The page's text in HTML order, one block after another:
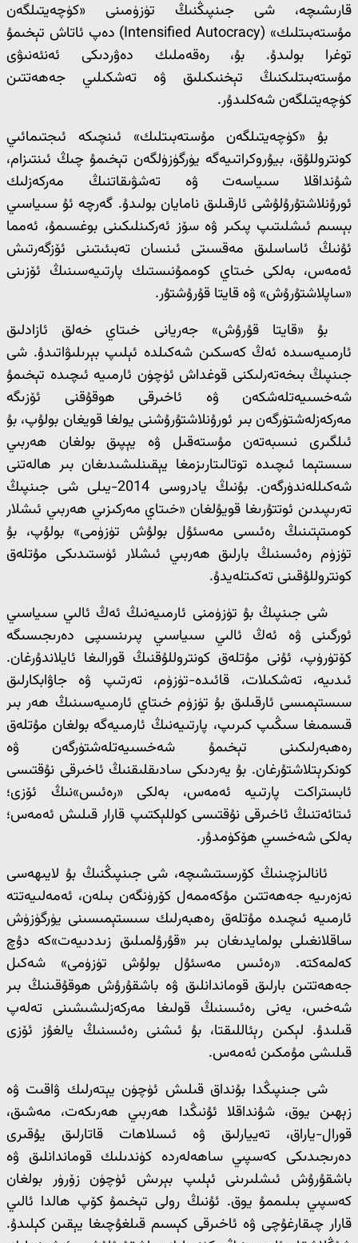
قارىشىچە، شى جىنپىڭنىڭ تۈزۈمىنى «كۈچەيتىلگەن
مۇستەبىتلىك» (Intensified Autocracy) دەپ ئاتاش تېخىمۇ
توغرا بولىدۇ. بۇ، رەقەملىك دەۋردىكى ئەنئەنىۋى
مۇستەبىتلىكنىڭ تېخنىكىلىق ۋە تەشكىلىي جەھەتتىن
كۈچەيتىلگەن شەكلىدۇر.
بۇ «كۈچەيتىلگەن مۇستەبىتلىك» ئىنچىكە ئىجتىمائىي
كونتروللۇق، بيۇروكراتىيەگە يۈرگۈزۈلگەن تېخىمۇ چىڭ ئىنتىزام،
شۇنداقلا سىياسەت ۋە تەشۋىقاتنىڭ مەركەزلىك
ئورۇنلاشتۇرۇلۇشى ئارقىلىق نامايان بولىدۇ. گەرچە ئۇ سىياسىي
بېسىم ئىشلىتىپ پىكىر ۋە سۆز ئەركىنلىكىنى بوغسىمۇ، ئەمما
ئۇنىڭ ئاساسلىق مەقسىتى ئىنسان تەبىئىتىنى ئۆزگەرتىش
ئەمەس، بەلكى خىتاي كوممۇنىستىك پارتىيەسىنىڭ ئۆزىنى
«ساپلاشتۇرۇش» ۋە قايتا قۇرۇشتۇر.
بۇ «قايتا قۇرۇش» جەريانى خىتاي خەلق ئازادلىق
ئارمىيەسىدە ئەڭ كەسكىن شەكىلدە ئېلىپ بېرىلىۋاتىدۇ. شى
جىنپىڭ بىخەتەرلىكنى قوغداش ئۈچۈن ئارمىيە ئىچىدە تېخىمۇ
شەخسىيەتلەشكەن ۋە ئاخىرقى ھوقۇقنى ئۆزىگە
مەركەزلەشتۈرگەن بىر ئورۇنلاشتۇرۇشنى يولغا قويغان بولۇپ، بۇ
ئىلگىرى نىسبەتەن مۇستەقىل ۋە يېپىق بولغان ھەربىي
سىستېما ئىچىدە توتالىتارىزمغا يېقىنلىشىدىغان بىر ھالەتنى
شەكىللەندۈرگەن. بۇنىڭ يادروسى 2014-يىلى شى جىنپىڭ
تەرىپىدىن ئوتتۇرىغا قويۇلغان «خىتاي مەركىزىي ھەربىي ئىشلار
كومىتېتىنىڭ رەئىسى مەسئۇل بولۇش تۈزۈمى» بولۇپ، بۇ
تۈزۈم رەئىسنىڭ بارلىق ھەربىي ئىشلار ئۈستىدىكى مۇتلەق
كونتروللۇقىنى تەكىتلەيدۇ.
شى جىنپىڭ بۇ تۈزۈمنى ئارمىيەنىڭ ئەڭ ئالىي سىياسىي
ئورگىنى ۋە ئەڭ ئالىي سىياسىي پىرىنسىپى دەرىجىسىگە
كۆتۈرۈپ، ئۇنى مۇتلەق كونتروللۇقنىڭ قورالىغا ئايلاندۇرغان.
ئىدىيە، تەشكىلات، قائىدە-تۈزۈم، تەرتىپ ۋە جاۋابكارلىق
سىستېمىسى ئارقىلىق بۇ تۈزۈم خىتاي ئارمىيەسىنىڭ ھەر بىر
قىسمىغا سىڭىپ كىرىپ، پارتىيەنىڭ ئارمىيەگە بولغان مۇتلەق
رەھبەرلىكىنى تېخىمۇ شەخسىيەتلەشتۈرگەن ۋە
كونكرېتلاشتۇرغان. بۇ يەردىكى سادىقلىقنىڭ ئاخىرقى نۇقتىسى
ئابستراكت پارتىيە ئەمەس، بەلكى «رەئىس»نىڭ ئۆزى؛
ئىتائەتنىڭ ئاخىرقى نۇقتىسى كوللېكتىپ قارار قىلىش ئەمەس؛
بەلكى شەخسىي ھۆكۈمدۇر.
ئانالىزچىنىڭ كۆرسىتىشىچە، شى جىنپىڭنىڭ بۇ لايىھەسى
نەزەرىيە جەھەتتىن مۇكەممەل كۆرۈنگەن بىلەن، ئەمەلىيەتتە
ئارمىيە ئىچىدە مۇتلەق رەھبەرلىك سىستېمىسىنى يۈرگۈزۈش
ساقلانغىلى بولمايدىغان بىر «قۇرۇلمىلىق زىددىيەت»كە دۇچ
كەلمەكتە. «رەئىس مەسئۇل بولۇش تۈزۈمى» شەكىل
جەھەتتىن بارلىق قوماندانلىق ۋە باشقۇرۇش ھوقۇقىنىڭ بىر
شەخس، يەنى رەئىسنىڭ قولىغا مەركەزلىشىشىنى تەلەپ
قىلىدۇ. لېكىن رېئاللىقتا، بۇ ئىشنى رەئىسنىڭ يالغۇز ئۆزى
قىلىشى مۇمكىن ئەمەس.
شى جىنپىڭدا بۇنداق قىلىش ئۈچۈن يېتەرلىك ۋاقىت ۋە
زېھىن يوق، شۇنداقلا ئۇنىڭدا ھەربىي ھەرىكەت، مەشىق،
قورال-ياراق، تەييارلىق ۋە ئىسلاھات قاتارلىق يۇقىرى
دەرىجىدىكى كەسپىي ساھەلەردە كۈندىلىك قوماندانلىق ۋە
باشقۇرۇش ئىشلىرىنى ئېلىپ بېرىش ئۈچۈن زۆرۈر بولغان
كەسپىي بىلىممۇ يوق. ئۇنىڭ رولى تېخىمۇ كۆپ ھالدا ئالىي
قارار چىقارغۇچى ۋە ئاخىرقى كېسىم قىلغۇچىغا يېقىن كېلىدۇ.